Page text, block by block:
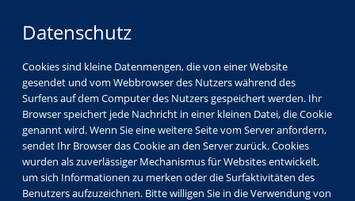
Datenschutz
Cookies sind kleine Datenmengen, die von einer Website
gesendet und vom Webbrowser des Nutzers während des
Surfens auf dem Computer des Nutzers gespeichert werden. Ihr
Browser speichert jede Nachricht in einer kleinen Datei, die Cookie
genannt wird. Wenn Sie eine weitere Seite vom Server anfordern,
sendet Ihr Browser das Cookie an den Server zurück. Cookies
wurden als zuverlässiger Mechanismus für Websites entwickelt,
um sich Informationen zu merken oder die Surfaktivitäten des
Benutzers aufzuzeichnen. Bitte willigen Sie in die Verwendung von